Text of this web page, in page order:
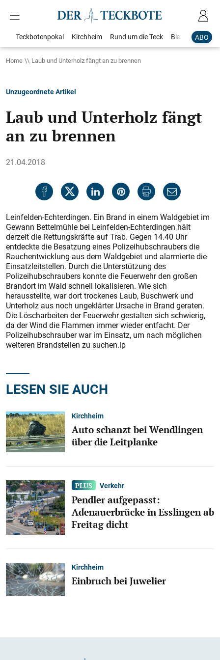
ABO
Teckbotenpokal Kirchheim Rund um die Teck Blaulicht
Home Laub und Unterholz fängt an zu brennen
Unzugeordnete Artikel
Laub und Unterholz fängt
an zu brennen
21.04.2018
Leinfelden-Echterdingen. Ein Brand in einem Waldgebiet im
Gewann Bettelmühle bei Leinfelden-Echterdingen hält
derzeit die Rettungskräfte auf Trab. Gegen 14.40 Uhr
entdeckte die Besatzung eines Polizeihubschraubers die
Rauchentwicklung aus dem Waldgebiet und alarmierte die
Einsatzleitstellen. Durch die Unterstützung des
Polizeihubschraubers konnte die Feuerwehr den großen
Brandort im Wald schnell lokalisieren. Wie sich
herausstellte, war dort trockenes Laub, Buschwerk und
Unterholz aus noch ungeklärter Ursache in Brand geraten.
Die Löscharbeiten der Feuerwehr gestalten sich schwierig,
da der Wind die Flammen immer wieder entfacht. Der
Polizeihubschrauber war im Einsatz, um nach möglichen
weiteren Brandstellen zu suchen.lp
LESEN SIE AUCH
Kirchheim
Auto schanzt bei Wendlingen
über die Leitplanke
Verkehr
Pendler aufgepasst:
Adenauerbrücke in Esslingen ab
Freitag dicht
Kirchheim
Einbruch bei Juwelier